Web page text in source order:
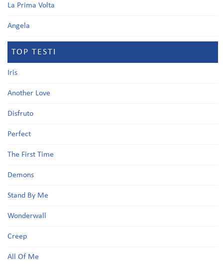
La Prima Volta
Angela
TOP TESTI
Iris
Another Love
Disfruto
Perfect
The First Time
Demons
Stand By Me
Wonderwall
Creep
All Of Me